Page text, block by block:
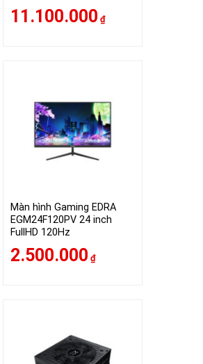
11.100.000 ₫
Màn hình Gaming EDRA
EGM24F120PV 24 inch
FullHD 120Hz
2.500.000 ₫